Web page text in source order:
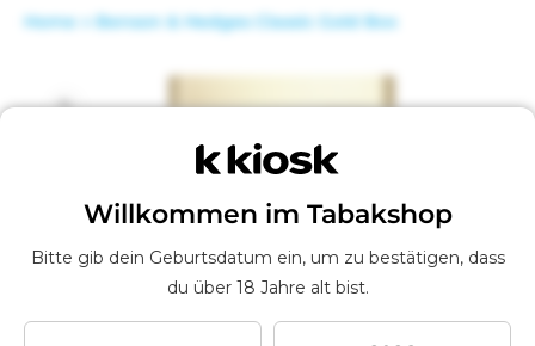
a
b
Weiter zum
Warenkorb
Home Benson & Hedges Classic Gold Box
Willkommen im Tabakshop
Bitte gib dein Geburtsdatum ein, um zu bestätigen, dass
du über 18 Jahre alt bist.